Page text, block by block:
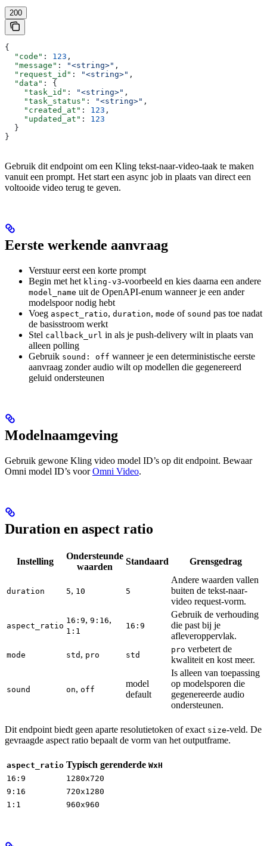
200
{
  "code"
: 123 ,
  "message"
: "<string>" ,
  "request_id"
: "<string>" ,
  "data"
: {
    "task_id"
: "<string>" ,
    "task_status"
: "<string>" ,
    "created_at"
: 123 ,
    "updated_at"
: 123
  }
}
Gebruik dit endpoint om een Kling tekst-naar-video-taak te maken
vanuit een prompt. Het start een async job in plaats van direct een
voltooide video terug te geven.
Eerste werkende aanvraag
Verstuur eerst een korte prompt
Begin met het kling-v3-voorbeeld en kies daarna een andere
model_name uit de OpenAPI-enum wanneer je een ander
modelspoor nodig hebt
Voeg aspect_ratio, duration, mode of sound pas toe nadat
de basisstroom werkt
Stel callback_url in als je push-delivery wilt in plaats van
alleen polling
Gebruik sound: off wanneer je een deterministische eerste
aanvraag zonder audio wilt op modellen die gegenereerd
geluid ondersteunen
Modelnaamgeving
Gebruik gewone Kling video model ID’s op dit endpoint. Bewaar
Omni model ID’s voorOmni Video.
Duration en aspect ratio
Instelling
Ondersteunde
waarden
Standaard Grensgedrag
duration 5, 10 5
Andere waarden vallen
buiten de tekst-naar-
video request-vorm.
aspect_ratio
16:9, 9:16,
1:1
16:9
Gebruik de verhouding
die past bij je
afleveroppervlak.
mode std , pro std
pro verbetert de
kwaliteit en kost meer.
sound on, off
model
default
Is alleen van toepassing
op modelsporen die
gegenereerde audio
ondersteunen.
Dit endpoint biedt geen aparte resolutietoken of exact size-veld. De
gevraagde aspect ratio bepaalt de vorm van het outputframe.
aspect_ratio Typisch gerenderde WxH
16:9
1280x720
9:16
720x1280
1:1
960x960